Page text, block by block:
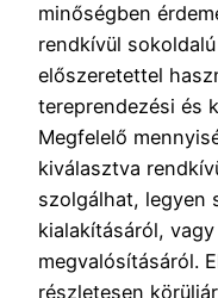
minőségben
rendkívül
előszeretettel
tereprendezési és
Megfelelő
kiválasztva
szolgálhat, legyen
kialakításáról,
megvalósításáról.
részletesen